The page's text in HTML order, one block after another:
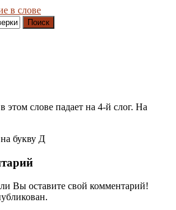
Поиск
этом слове падает на 4-й слог. На
букву Д
Вы оставите свой комментарий!